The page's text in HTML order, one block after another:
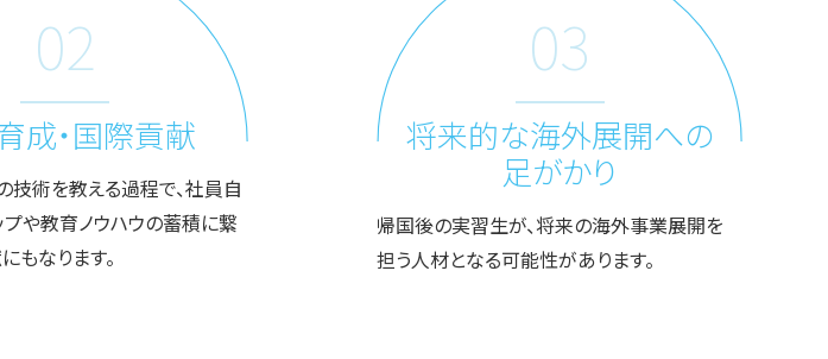
02
成・国際貢献
技術を教える過程で、社員自
や教育ノウハウの蓄積に繋
もなります。
03
将来的な海外展開への
足がかり
帰国後の実習生が、将来の海外事業展開を
担う人材となる可能性があります。